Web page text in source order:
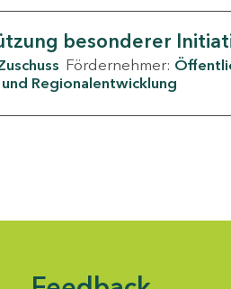
besonderer
Fördernehmer:
Regionalentwicklung